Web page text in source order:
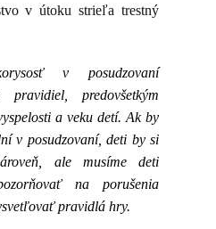
v útoku strieľa trestný
v posudzovaní
predovšetkým
a veku detí. Ak by
v posudzovaní, deti by si
ale musíme deti
na porušenia
pravidlá hry.